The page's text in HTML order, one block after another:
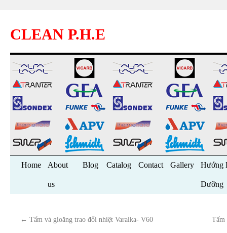
CLEAN P.H.E
Skip
Home About
us
Blog Catalog Contact Gallery Hướng
Dưỡng
← Tấm và gioăng trao đổi nhiệt Varalka- V60 Tấm